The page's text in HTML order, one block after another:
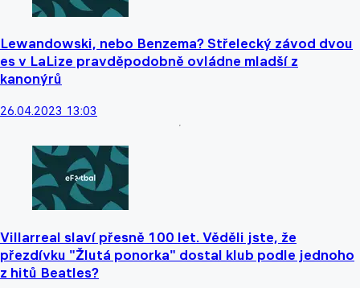
Lewandowski, nebo Benzema? Střelecký závod dvou
es v LaLize pravděpodobně ovládne mladší z
kanonýrů
26.04.2023 13:03
Villarreal slaví přesně 100 let. Věděli jste, že
přezdívku "Žlutá ponorka" dostal klub podle jednoho
z hitů Beatles?